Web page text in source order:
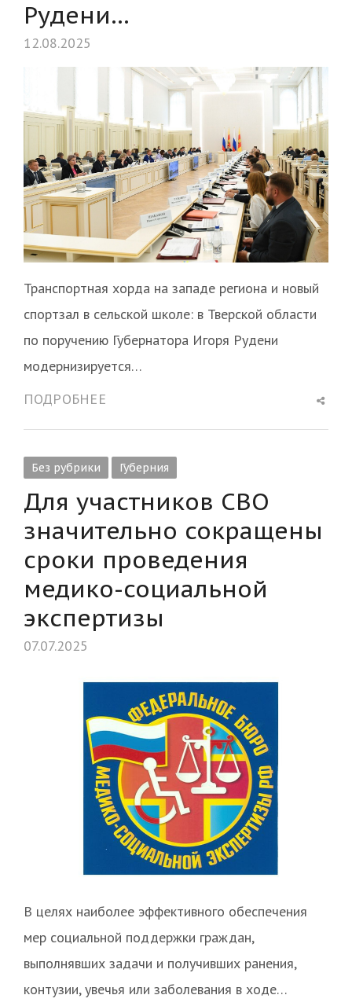
Рудени…
12.08.2025
Транспортная хорда на западе региона и новый
спортзал в сельской школе: в Тверской области
по поручению Губернатора Игоря Рудени
модернизируется…
ПОДРОБНЕЕ
post
Без рубрики Губерния
Для участников СВО
значительно сокращены
сроки проведения
медико-социальной
экспертизы
07.07.2025
В целях наиболее эффективного обеспечения
мер социальной поддержки граждан,
выполнявших задачи и получивших ранения,
контузии, увечья или заболевания в ходе…